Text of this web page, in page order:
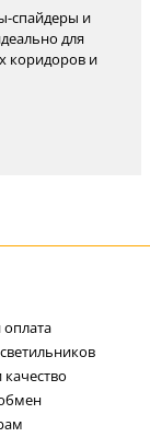
спайдеры и
для
коридоров и
оплата
качество